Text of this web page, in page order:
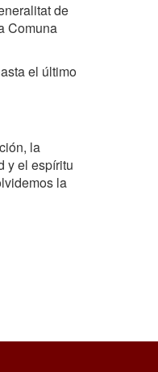
de
Comuna
el último
la
y el espíritu
la